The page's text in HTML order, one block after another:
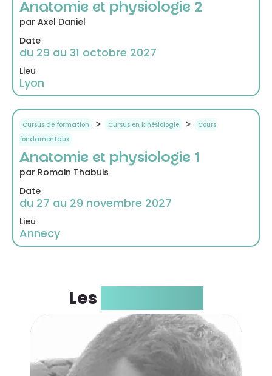
Anatomie et physiologie 2
par Axel Daniel
Date
du 29 au 31 octobre 2027
Lieu
Lyon
Cursus de formation > Cursus en kinésiologie >
Cours
fondamentaux
Anatomie et physiologie 1
par Romain Thabuis
Date
du 27 au 29 novembre 2027
Lieu
Annecy
Les